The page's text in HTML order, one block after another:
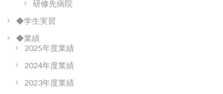
研修先病院
◆学生実習
◆業績
2025年度業績
2024年度業績
2023年度業績